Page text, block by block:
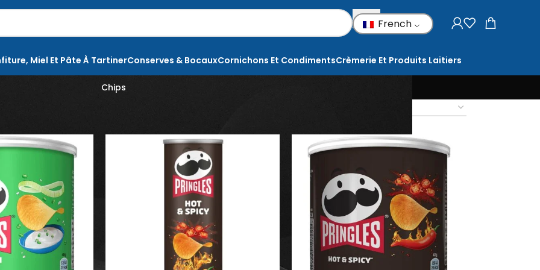
French
Miel Et Pâte À TartinerConserves & BocauxCornichons Et CondimentsCrèmerie Et Produits Laitiers
Chips